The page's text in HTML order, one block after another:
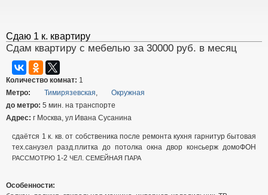
Сдаю 1 к. квартиру
Сдам квартиру с мебелью за 30000 руб. в месяц
Количество комнат: 1
Метро:
Тимирязевская,
Окружная
до метро: 5 мин. на транспорте
Адрес: г Москва, ул Ивана Сусанина
сдаётся 1 к. кв. от собственика после ремонта кухня гарнитур бытовая
тех.санузел разд.плитка до потолка окна двор консьерж домоФОН
РАССМОТРЮ 1-2 ЧЕЛ. СЕМЕЙНАЯ ПАРА
Особенности: